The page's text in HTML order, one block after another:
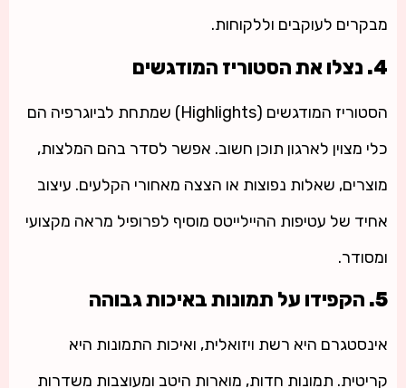
מבקרים לעוקבים וללקוחות.
4. נצלו את הסטוריז המודגשים
הסטוריז המודגשים (Highlights) שמתחת לביוגרפיה הם
כלי מצוין לארגון תוכן חשוב. אפשר לסדר בהם המלצות,
מוצרים, שאלות נפוצות או הצצה מאחורי הקלעים. עיצוב
אחיד של עטיפות ההיילייטס מוסיף לפרופיל מראה מקצועי
ומסודר.
5. הקפידו על תמונות באיכות גבוהה
אינסטגרם היא רשת ויזואלית, ואיכות התמונות היא
קריטית. תמונות חדות, מוארות היטב ומעוצבות משדרות